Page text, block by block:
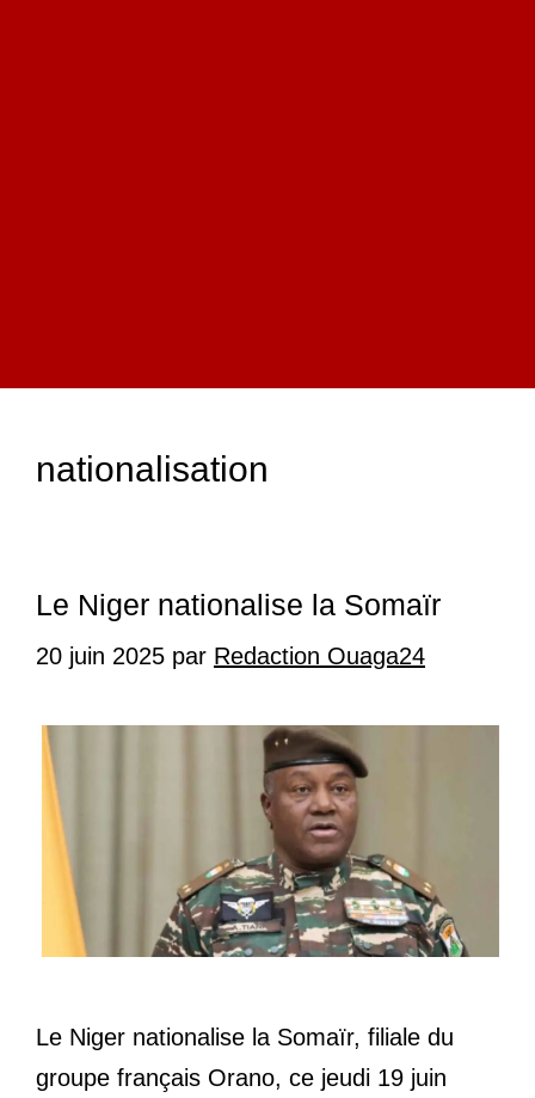
nationalisation
Le Niger nationalise la Somaïr
20 juin 2025 par Redaction Ouaga24
Le Niger nationalise la Somaïr, filiale du
groupe français Orano, ce jeudi 19 juin